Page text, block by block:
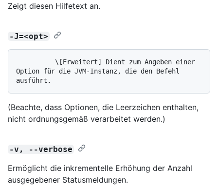
Zeigt diesen Hilfetext an.
-J=<opt>
Option für die JVM-Instanz, die den Befehl
(Beachte, dass Optionen, die Leerzeichen enthalten,
nicht ordnungsgemäß verarbeitet werden.)
-v, --verbose
Ermöglicht die inkrementelle Erhöhung der Anzahl
ausgegebener Statusmeldungen.